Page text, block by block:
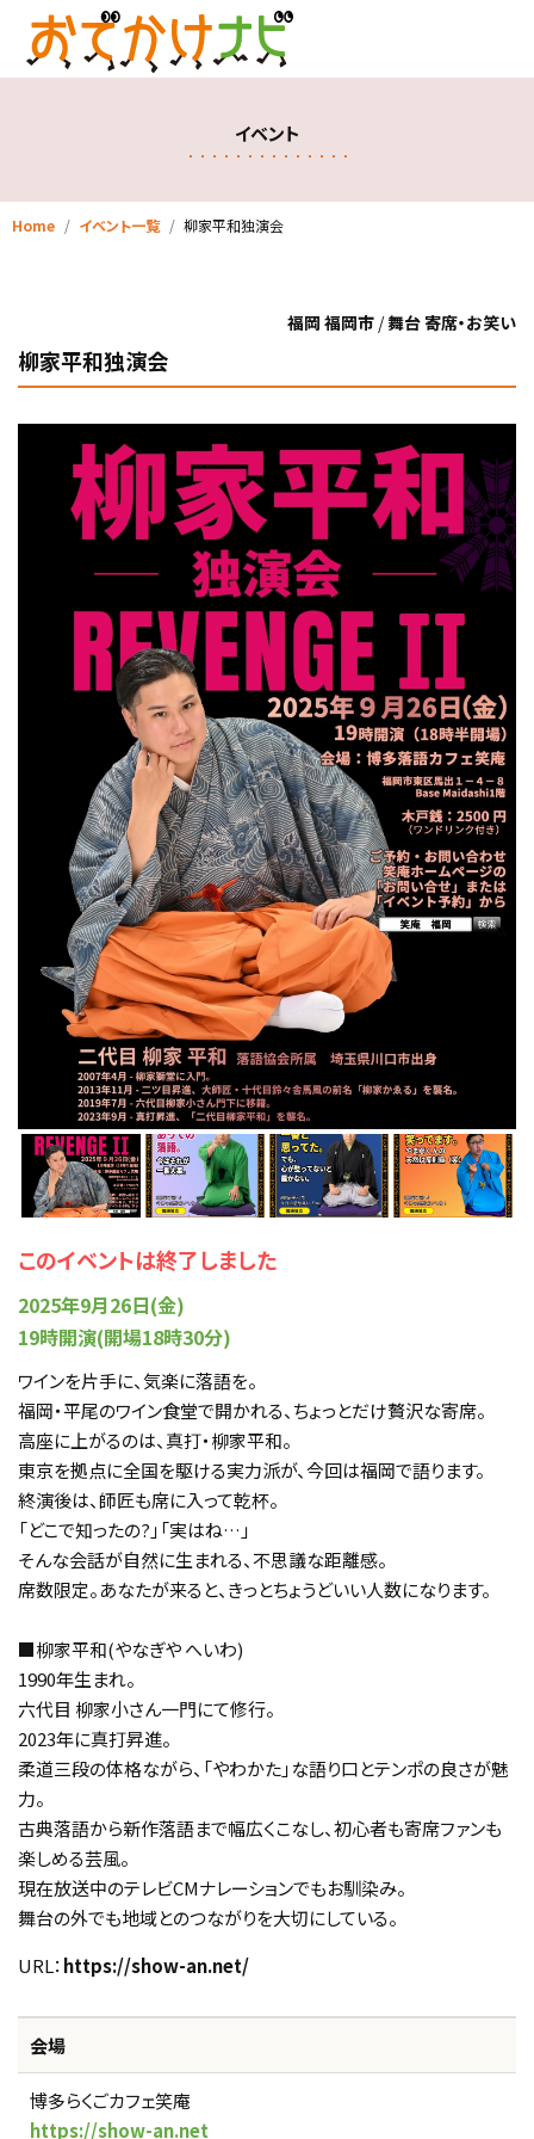
イベント
Home イベント一覧 柳家平和独演会
福岡 福岡市 /舞台 寄席・お笑い
柳家平和独演会
このイベントは終了しました
2025年9月26日(金)
19時開演(開場18時30分)
ワインを片手に、気楽に落語を。
福岡・平尾のワイン食堂で開かれる、ちょっとだけ贅沢な寄席。
高座に上がるのは、真打・柳家平和。
東京を拠点に全国を駆ける実力派が、今回は福岡で語ります。
終演後は、師匠も席に入って乾杯。
「どこで知ったの?」「実はね…」
そんな会話が自然に生まれる、不思議な距離感。
席数限定。あなたが来ると、きっとちょうどいい人数になります。
■柳家平和(やなぎや へいわ)
1990年生まれ。
六代目 柳家小さん一門にて修行。
2023年に真打昇進。
柔道三段の体格ながら、「やわかた」な語り口とテンポの良さが魅
力。
古典落語から新作落語まで幅広くこなし、初心者も寄席ファンも
楽しめる芸風。
現在放送中のテレビCMナレーションでもお馴染み。
舞台の外でも地域とのつながりを大切にしている。
URL： https://show-an.net/
会場
博多らくごカフェ笑庵
https://show-an.net